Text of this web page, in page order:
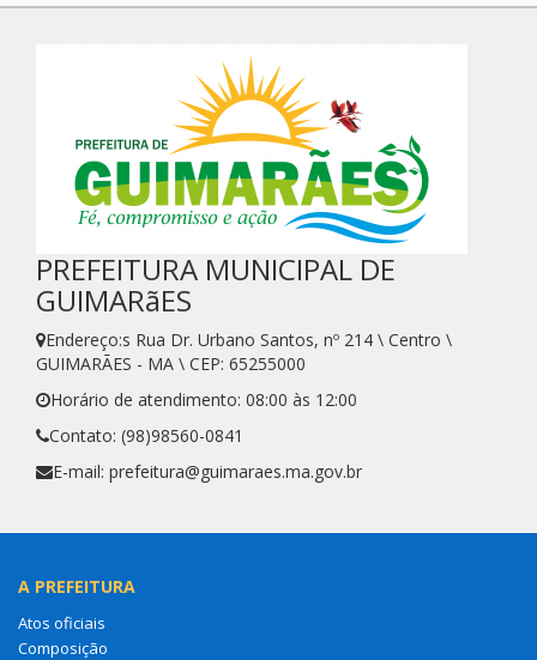
PREFEITURA MUNICIPAL DE
GUIMARãES
Endereço:s Rua Dr. Urbano Santos, nº 214 \ Centro \
GUIMARÃES - MA \ CEP: 65255000
Horário de atendimento: 08:00 às 12:00
Contato: (98)98560-0841
E-mail: prefeitura@guimaraes.ma.gov.br
A PREFEITURA
Atos oficiais
Composição